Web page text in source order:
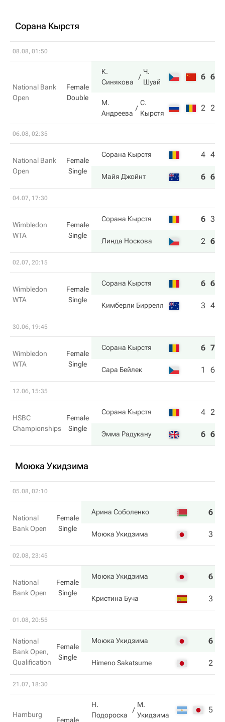
Сорана Кырстя
08.08, 01:50
National Bank
Open
Female
Double
К.
Синякова
Ч.
Шуай
6 6
М.
Андреева
С.
Кырстя
2 2
06.08, 02:35
National Bank
Open
Female
Single
Сорана Кырстя 4 4
Майя Джойнт 6 6
04.07, 17:30
Wimbledon
WTA
Female
Single
Сорана Кырстя 6 3
Линда Носкова 2 6
02.07, 20:15
Wimbledon
WTA
Female
Single
Сорана Кырстя 6 6
Кимберли Биррелл 3 4
30.06, 19:45
Wimbledon
WTA
Female
Single
Сорана Кырстя 6 7
Сара Бейлек 1 6
12.06, 15:35
HSBC
Championships
Female
Single
Сорана Кырстя 4 2
Эмма Радукану 6 6
Моюка Укидзима
05.08, 02:10
National
Bank Open
Female
Single
Арина Соболенко 6
Моюка Укидзима 3
02.08, 23:45
National
Bank Open
Female
Single
Моюка Укидзима 6
Кристина Буча 3
01.08, 20:55
National
Bank Open,
Qualification
Female
Single
Моюка Укидзима 6
Himeno Sakatsume 2
21.07, 18:30
Hamburg
Female
Н.
Подороска
М.
Укидзима
5